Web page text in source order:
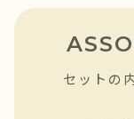
セットの